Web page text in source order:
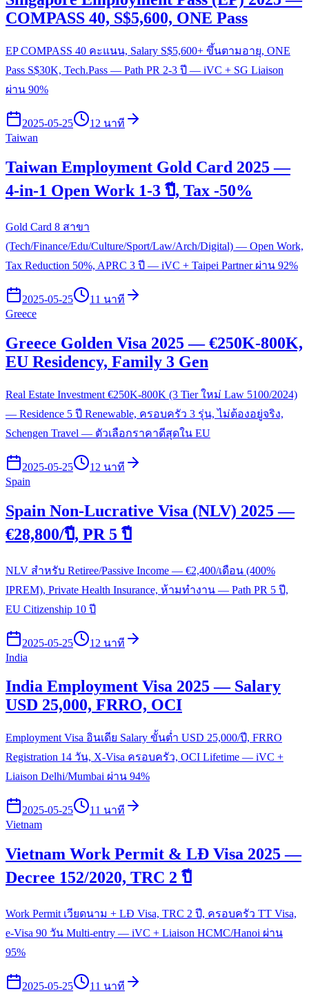
COMPASS 40, S$5,600, ONE Pass
EP COMPASS 40 คะแนน, Salary S$5,600+ ขึ้นตามอายุ, ONE
Pass S$30K, Tech.Pass — Path PR 2-3 ปี — iVC + SG Liaison
ผ่าน 90%
2025-05-25
12 นาที
Taiwan
Taiwan Employment Gold Card 2025 —
4-in-1 Open Work 1-3 ปี, Tax -50%
Gold Card 8 สาขา
(Tech/Finance/Edu/Culture/Sport/Law/Arch/Digital) — Open Work,
Tax Reduction 50%, APRC 3 ปี — iVC + Taipei Partner ผ่าน 92%
2025-05-25
11 นาที
Greece
Greece Golden Visa 2025 — €250K-800K,
EU Residency, Family 3 Gen
Real Estate Investment €250K-800K (3 Tier ใหม่ Law 5100/2024)
— Residence 5 ปี Renewable, ครอบครัว 3 รุ่น, ไม่ต้องอยู่จริง,
Schengen Travel — ตัวเลือกราคาดีสุดใน EU
2025-05-25
12 นาที
Spain
Spain Non-Lucrative Visa (NLV) 2025 —
€28,800/ปี, PR 5 ปี
NLV สำหรับ Retiree/Passive Income — €2,400/เดือน (400%
IPREM), Private Health Insurance, ห้ามทำงาน — Path PR 5 ปี,
EU Citizenship 10 ปี
2025-05-25
12 นาที
India
India Employment Visa 2025 — Salary
USD 25,000, FRRO, OCI
Employment Visa อินเดีย Salary ขั้นต่ำ USD 25,000/ปี, FRRO
Registration 14 วัน, X-Visa ครอบครัว, OCI Lifetime — iVC +
Liaison Delhi/Mumbai ผ่าน 94%
2025-05-25
11 นาที
Vietnam
Vietnam Work Permit & LĐ Visa 2025 —
Decree 152/2020, TRC 2 ปี
Work Permit เวียดนาม + LĐ Visa, TRC 2 ปี, ครอบครัว TT Visa,
e-Visa 90 วัน Multi-entry — iVC + Liaison HCMC/Hanoi ผ่าน
95%
2025-05-25
11 นาที